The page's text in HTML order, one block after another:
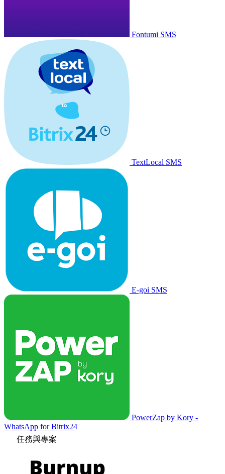
Fontumi SMS
TextLocal SMS
E-goi SMS
PowerZap by Kory -
WhatsApp for Bitrix24
任務與專案